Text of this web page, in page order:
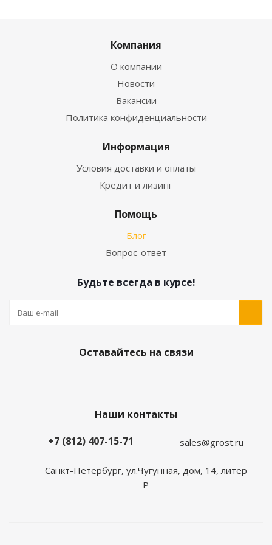
Компания
О компании
Новости
Вакансии
Политика конфиденциальности
Информация
Условия доставки и оплаты
Кредит и лизинг
Помощь
Блог
Вопрос-ответ
Будьте всегда в курсе!
Оставайтесь на связи
Наши контакты
+7 (812) 407-15-71
sales@grost.ru
Санкт-Петербург, ул.Чугунная, дом, 14, литер
Р